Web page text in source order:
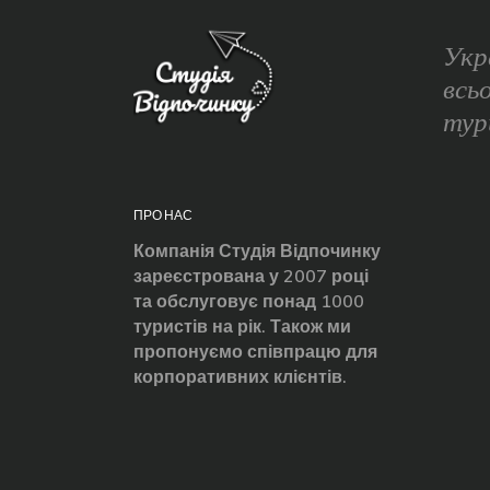
ПРО НАС
Компанія Студія Відпочинку
зареєстрована у 2007 році
та обслуговує понад 1000
туристів на рік. Також ми
пропонуємо співпрацю для
корпоративних клієнтів.